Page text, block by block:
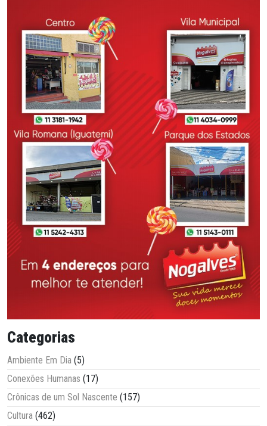
Categorias
Ambiente Em Dia (5)
Conexões Humanas (17)
Crônicas de um Sol Nascente (157)
Cultura (462)